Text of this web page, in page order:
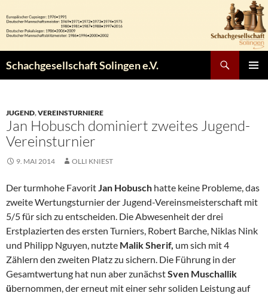
Inhalt
springen
Schachgesellschaft Solingen e.V.
JUGEND,VEREINSTURNIERE
Jan Hobusch dominiert zweites Jugend-
Vereinsturnier
9. MAI 2014 OLLI KNIEST
Der turmhohe FavoritJan Hobusch hatte keine Probleme, das
zweite Wertungsturnier der Jugend-Vereinsmeisterschaft mit
5/5 für sich zu entscheiden. Die Abwesenheit der drei
Erstplazierten des ersten Turniers, Robert Barche, Niklas Nink
und Philipp Nguyen, nutzte Malik Sherif, um sich mit 4
Zählern den zweiten Platz zu sichern. Die Führung in der
Gesamtwertung hat nun aber zunächstSven Muschallik
übernommen, der erneut mit einer sehr soliden Leistung auf